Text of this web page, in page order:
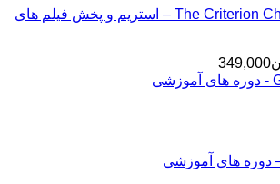
اکانت پرمیوم The Criterion Channel – استریم و پخش فیلم های
349,000محدوده
قیمت: